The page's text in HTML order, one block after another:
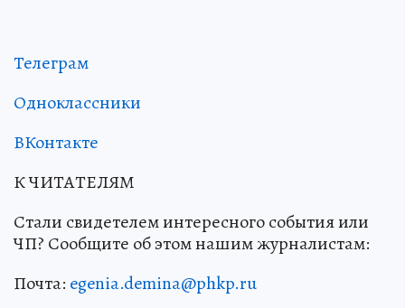
Телеграм
Одноклассники
ВКонтакте
К ЧИТАТЕЛЯМ
Стали свидетелем интересного события или
ЧП? Сообщите об этом нашим журналистам:
Почта: egenia.demina@phkp.ru